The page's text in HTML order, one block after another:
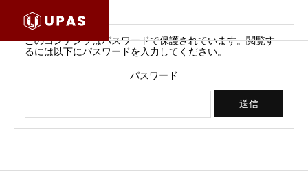
このコンテンツはパスワードで保護されています。閲覧す
るには以下にパスワードを入力してください。
パスワード